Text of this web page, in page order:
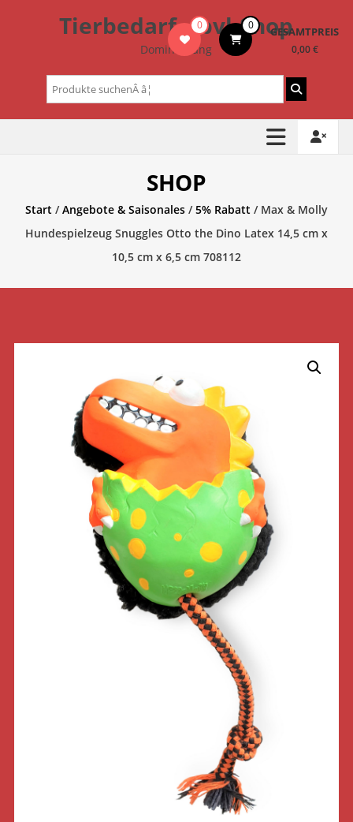
Tierbedarf – bvl-Shop
Dominik Lang
0 0 GESAMTPREIS
0,00 €
Suchen
nach:
SHOP
Start/Angebote & Saisonales/5% Rabatt/ Max & Molly
Hundespielzeug Snuggles Otto the Dino Latex 14,5 cm x
10,5 cm x 6,5 cm 708112